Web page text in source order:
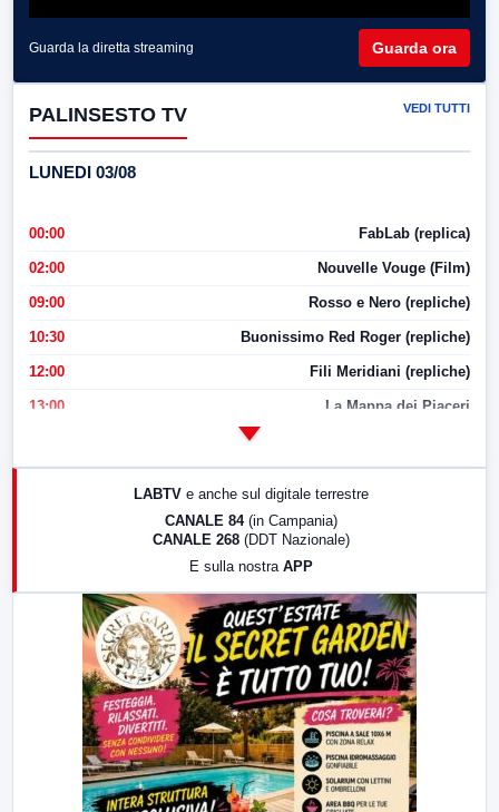
Guarda la diretta streaming Guarda ora
PALINSESTO TV VEDI TUTTI
LUNEDI 03/08
00:00 FabLab (replica)
02:00 Nouvelle Vouge (Film)
09:00 Rosso e Nero (repliche)
10:30 Buonissimo Red Roger (repliche)
12:00 Fili Meridiani (repliche)
13:00 La Mappa dei Piaceri
17:00 LabNews (replica)
LabNews (replica)
LABTV e anche sul digitale terrestre
CANALE 84 (in Campania)
CANALE 268 (DDT Nazionale)
E sulla nostra APP